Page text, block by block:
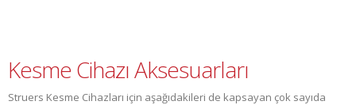
Kesme Cihazı Aksesuarları
Struers Kesme Cihazları için aşağıdakileri de kapsayan çok sayıda